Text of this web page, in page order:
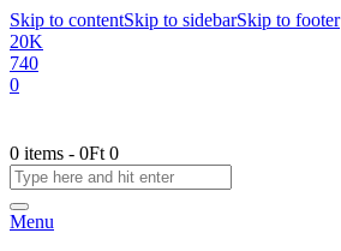
Skip to contentSkip to sidebarSkip to footer
20K
740
0
0 items - 0Ft 0
Menu